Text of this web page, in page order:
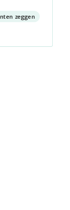
zeggen